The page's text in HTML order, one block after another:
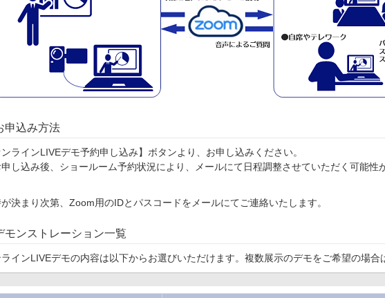
申込み方法
ンラインLIVEデモ予約申し込み】ボタンより、お申し込みください。
し込み後、ショールーム予約状況により、メールにて日程調整させていただく可能性
が決まり次第、Zoom用のIDとパスコードをメールにてご連絡いたします。
モンストレーション一覧
インLIVEデモの内容は以下からお選びいただけます。複数展示のデモをご希望の場合